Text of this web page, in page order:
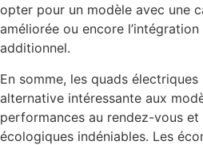
opter pour un modèle avec une
améliorée ou encore l’intégration
additionnel.
En somme, les quads
alternative intéressante aux
performances au rendez-vous et
écologiques indéniables. Les